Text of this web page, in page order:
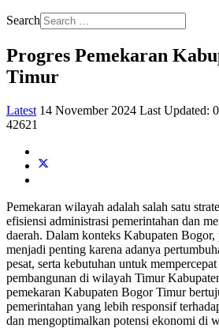
Search
Progres Pemekaran
Timur
Latest 14 November 2024 Last Updated:
42621
Pemekaran wilayah adalah salah satu
efisiensi administrasi pemerintahan dan
daerah. Dalam konteks Kabupaten
menjadi penting karena adanya
pesat, serta kebutuhan untuk mempercepat
pembangunan di wilayah Timur
pemekaran Kabupaten Bogor Timur
pemerintahan yang lebih responsif
dan mengoptimalkan potensi ekonomi di